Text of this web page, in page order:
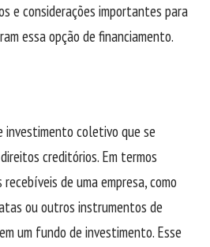
e considerações importantes para
essa opção de financiamento.
investimento coletivo que se
creditórios. Em termos
de uma empresa, como
ou outros instrumentos de
um fundo de investimento. Esse